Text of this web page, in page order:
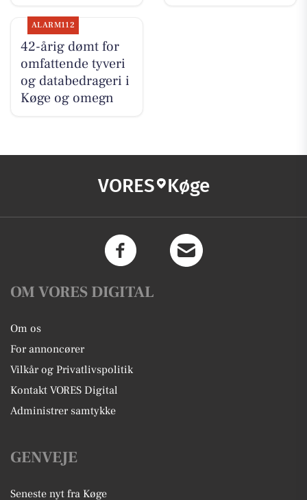
ALARM112
42-årig dømt for
omfattende tyveri
og databedrageri i
Køge og omegn
VORES Køge
OM VORES DIGITAL
Om os
For annoncører
Vilkår og Privatlivspolitik
Kontakt VORES Digital
Administrer samtykke
GENVEJE
Seneste nyt fra Køge